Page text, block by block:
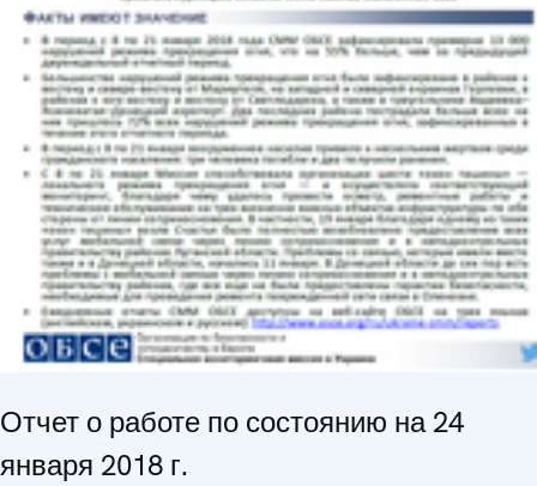
Отчет о работе по состоянию на 24
января 2018 г.